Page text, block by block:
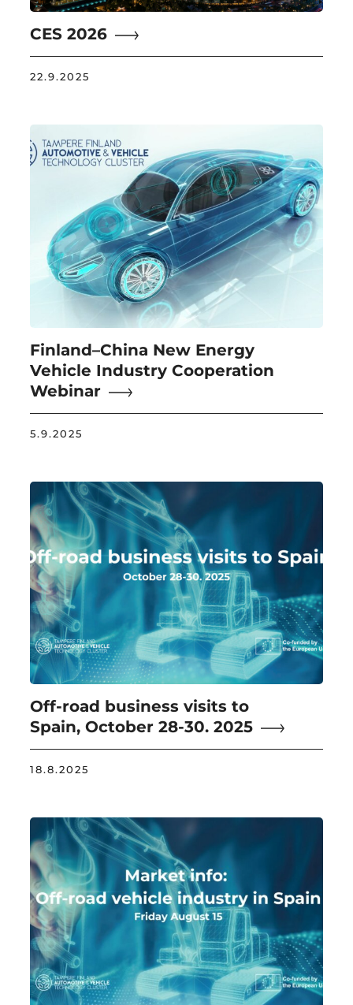
CES 2026
22.9.2025
Finland–China New Energy
Vehicle Industry Cooperation
Webinar
5.9.2025
Off-road business visits to
Spain, October 28-30. 2025
18.8.2025